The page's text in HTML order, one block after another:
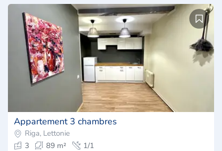
Appartement 3 chambres
Riga, Lettonie
3
89 m² 1/1